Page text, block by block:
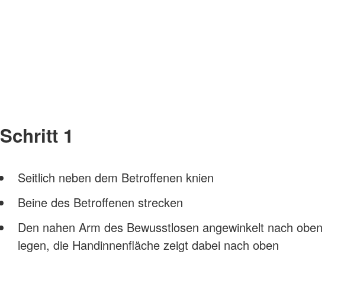
Schritt 1
Seitlich neben dem Betroffenen knien
Beine des Betroffenen strecken
Den nahen Arm des Bewusstlosen angewinkelt nach oben
legen, die Handinnenfläche zeigt dabei nach oben